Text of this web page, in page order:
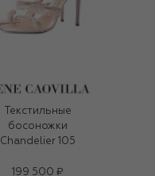
Текстильные
босоножки
Chandelier 105
199 500 ₽